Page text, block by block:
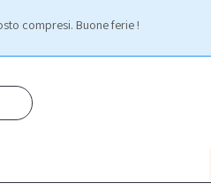
compresi. Buone ferie !